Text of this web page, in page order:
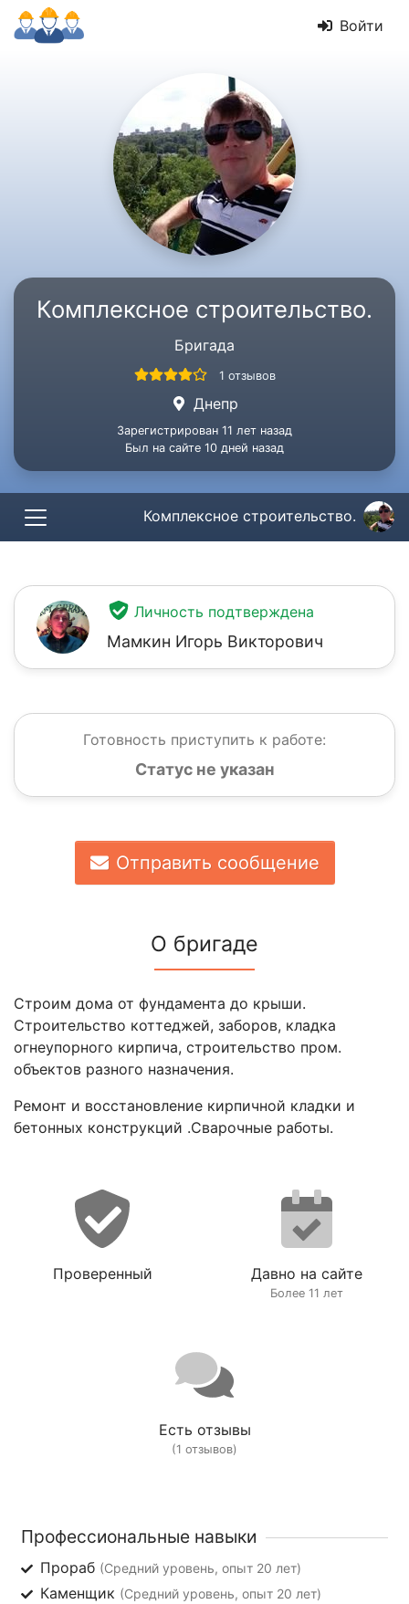
Войти
Комплексное строительство.
Бригада
1 отзывов
Днепр
Зарегистрирован 11 лет назад
Был на сайте 10 дней назад
Комплексное строительство.
Личность подтверждена
Мамкин Игорь Викторович
Готовность приступить к работе:
Статус не указан
Отправить сообщение
О бригаде
Строим дома от фундамента до крыши.
Строительство коттеджей, заборов, кладка
огнеупорного кирпича, строительство пром.
объектов разного назначения.
Ремонт и восстановление кирпичной кладки и
бетонных конструкций .Сварочные работы.
Проверенный Давно на сайте
Более 11 лет
Есть отзывы
(1 отзывов)
Профессиональные навыки
Прораб (Средний уровень, опыт 20 лет)
Каменщик (Средний уровень, опыт 20 лет)